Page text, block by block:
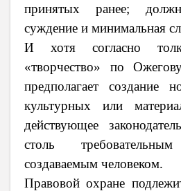
принятых ранее;
суждение и минимальная
И хотя согласно
«творчество» по
предполагает создание
культурных или
действующее
столь
создаваемым человеком.
Правовой охране